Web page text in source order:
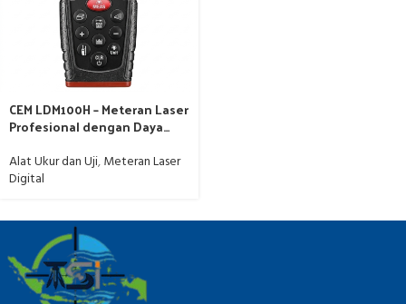
CEM LDM100H – Meteran Laser
Profesional dengan Daya
Alat Ukur dan Uji,Meteran Laser
Digital